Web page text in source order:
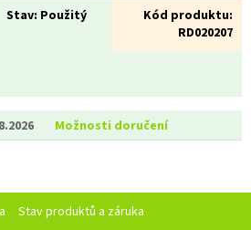
Stav: Použitý
Kód produktu:
RD020207
Možnosti doručení
Stav produktů a záruka